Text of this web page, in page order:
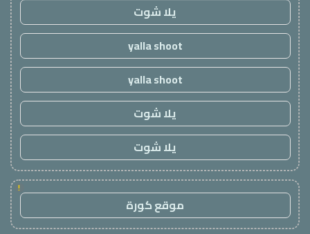
يلا شوت
yalla shoot
yalla shoot
يلا شوت
يلا شوت
!
موقع كورة